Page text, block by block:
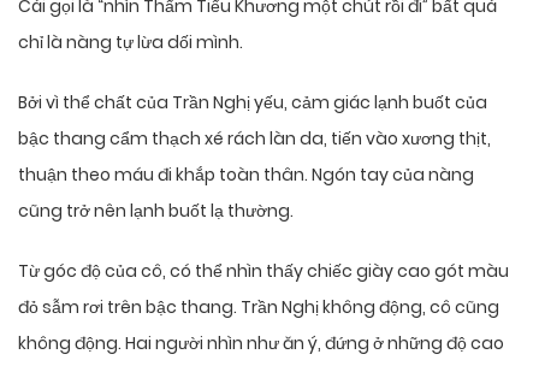
Cái gọi là “nhìn Thẩm Tiểu Khương một chút rồi đi” bất quá
chỉ là nàng tự lừa dối mình.
Bởi vì thể chất của Trần Nghị yếu, cảm giác lạnh buốt của
bậc thang cẩm thạch xé rách làn da, tiến vào xương thịt,
thuận theo máu đi khắp toàn thân. Ngón tay của nàng
cũng trở nên lạnh buốt lạ thường.
Từ góc độ của cô, có thể nhìn thấy chiếc giày cao gót màu
đỏ sẫm rơi trên bậc thang. Trần Nghị không động, cô cũng
không động. Hai người nhìn như ăn ý, đứng ở những độ cao